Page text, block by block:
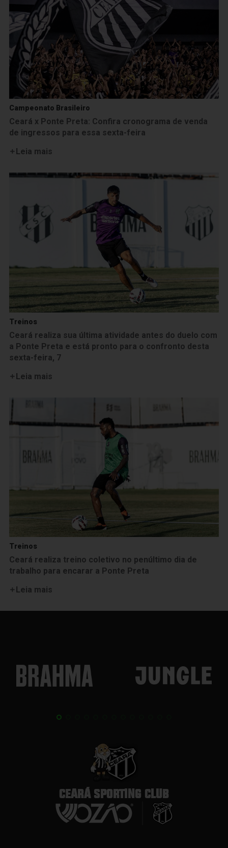
Campeonato Brasileiro
Ceará x Ponte Preta: Confira cronograma de venda
de ingressos para essa sexta-feira
Leia mais
Treinos
Ceará realiza sua última atividade antes do duelo com
a Ponte Preta e está pronto para o confronto desta
sexta-feira, 7
Leia mais
Treinos
Ceará realiza treino coletivo no penúltimo dia de
trabalho para encarar a Ponte Preta
Leia mais
CEARÁ SPORTING CLUB